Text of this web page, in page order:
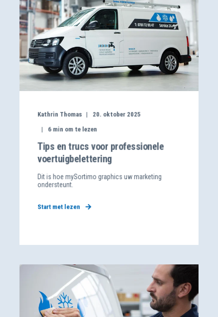
Kathrin Thomas
20. oktober 2025
6min om te lezen
Tips en trucs voor professionele
voertuigbelettering
Dit is hoe mySortimo graphics uw marketing
ondersteunt.
Start met lezen